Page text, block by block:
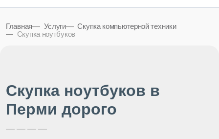
Главная Услуги
Скупка компьютерной техники
Скупка ноутбуков
Скупка ноутбуков в
Перми дорого